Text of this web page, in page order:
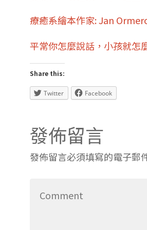
療癒系繪本作家: Jan
平常你怎麼說話，小孩就怎
Share this:
Twitter Facebook
發佈留言
發佈留言必須填寫的電子郵